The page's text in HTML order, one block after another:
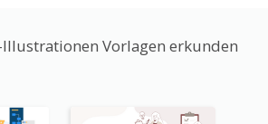
Vorlagen erkunden